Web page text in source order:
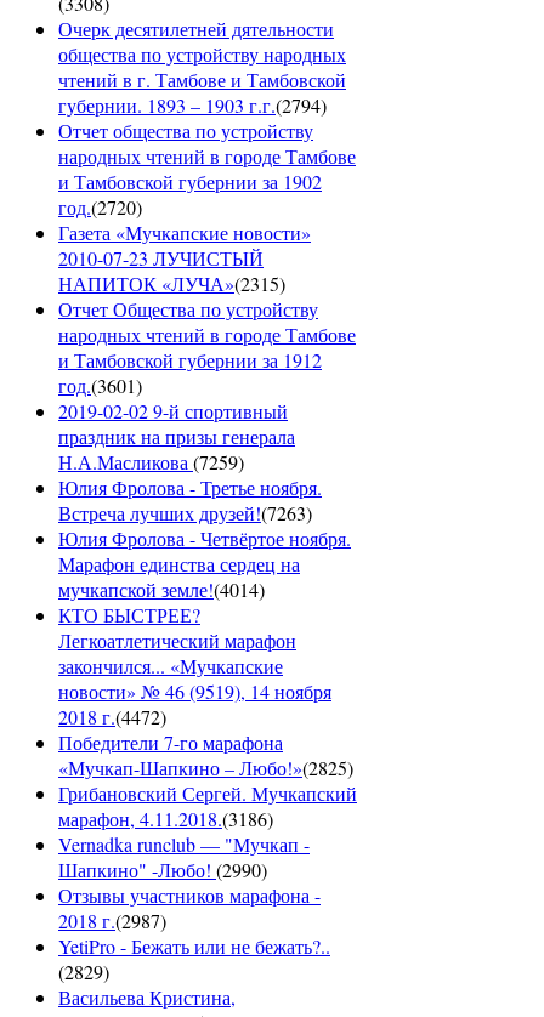
Очерк десятилетней дятельности
общества по устройству народных
чтений в г. Тамбове и Тамбовской
губернии. 1893 – 1903 г.г.(2794)
Отчет общества по устройству
народных чтений в городе Тамбове
и Тамбовской губернии за 1902
год.(2720)
Газета «Мучкапские новости»
2010-07-23 ЛУЧИСТЫЙ
НАПИТОК «ЛУЧА»(2315)
Отчет Общества по устройству
народных чтений в городе Тамбове
и Тамбовской губернии за 1912
год.(3601)
2019-02-02 9-й спортивный
праздник на призы генерала
Н.А.Масликова(7259)
Юлия Фролова - Третье ноября.
Встреча лучших друзей!(7263)
Юлия Фролова - Четвёртое ноября.
Марафон единства сердец на
мучкапской земле!(4014)
КТО БЫСТРЕЕ?
Легкоатлетический марафон
закончился... «Мучкапские
новости» № 46 (9519), 14 ноября
2018 г.(4472)
Победители 7-го марафона
«Мучкап-Шапкино – Любо!»(2825)
Грибановский Сергей. Мучкапский
марафон, 4.11.2018.(3186)
Vernadka runclub — "Мучкап -
Шапкино" -Любо! (2990)
Отзывы участников марафона -
2018 г.(2987)
YetiPro - Бежать или не бежать?..
(2829)
Васильева Кристина,